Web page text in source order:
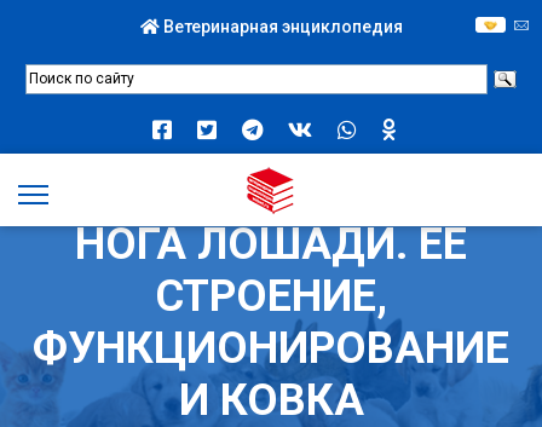
Ветеринарная энциклопедия
НОГА ЛОШАДИ. ЕЕ
СТРОЕНИЕ,
ФУНКЦИОНИРОВАНИЕ
И КОВКА